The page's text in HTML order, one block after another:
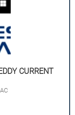
CURRENT